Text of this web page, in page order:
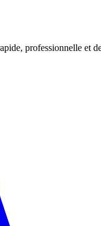
professionnelle et